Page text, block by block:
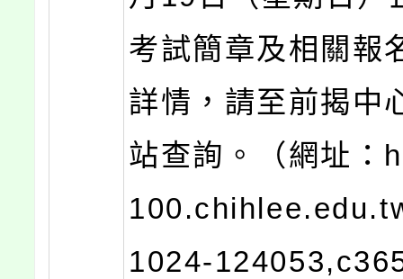
考試簡章及相關報
詳情，請至前揭中
站查詢。（網址：
1024-